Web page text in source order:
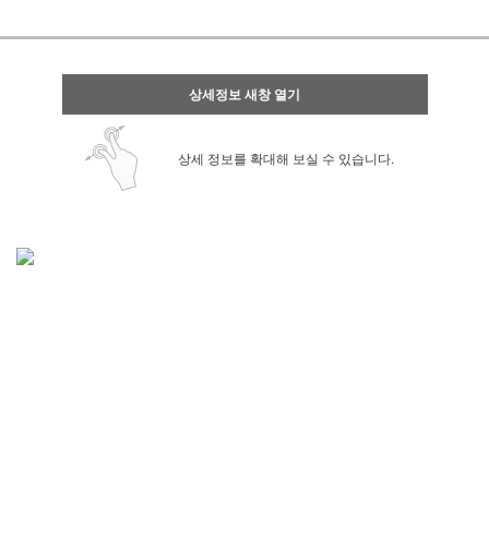
상세정보 새창 열기
상세 정보를 확대해 보실 수 있습니다.